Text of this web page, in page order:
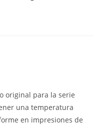
original para la serie
una temperatura
en impresiones de